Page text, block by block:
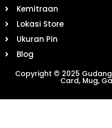
Kemitraan
Lokasi Store
Ukuran Pin
Blog
Copyright © 2025
Card, Mug,